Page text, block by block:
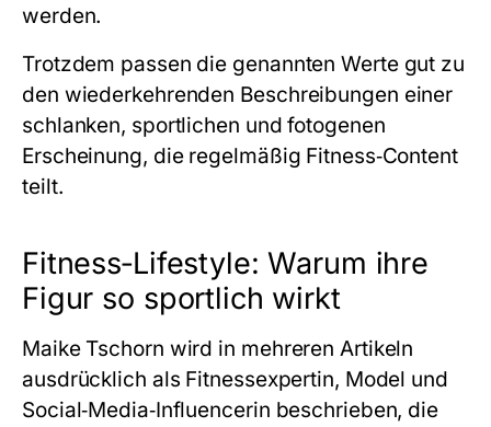
werden.
Trotzdem passen die genannten Werte gut zu
den wiederkehrenden Beschreibungen einer
schlanken, sportlichen und fotogenen
Erscheinung, die regelmäßig Fitness‑Content
teilt.
Fitness‑Lifestyle: Warum ihre
Figur so sportlich wirkt
Maike Tschorn wird in mehreren Artikeln
ausdrücklich als Fitnessexpertin, Model und
Social‑Media‑Influencerin beschrieben, die